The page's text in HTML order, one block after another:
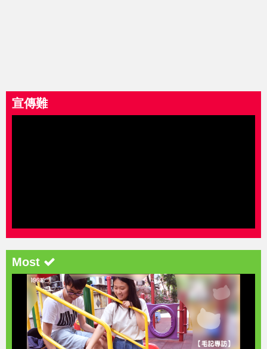
宣傳難
Most